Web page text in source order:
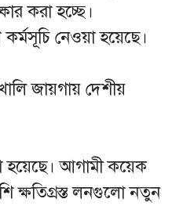
করা হচ্ছে।
নেওয়া হয়েছে।
জায়গায় দেশীয়
হয়েছে। আগামী কয়েক
ক্ষতিগ্রস্ত লনগুলো নতুন